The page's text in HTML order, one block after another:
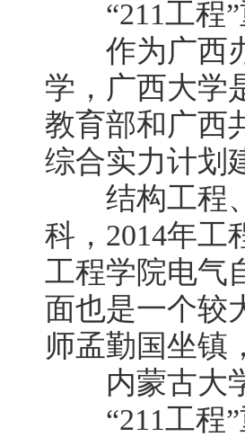
“211工程”
作为广西办
学，广西大学
教育部和广西
综合实力计划
结构工程、
科，2014年工
工程学院电气
面也是一个较
师孟勤国坐镇
内蒙古大
“211工程”